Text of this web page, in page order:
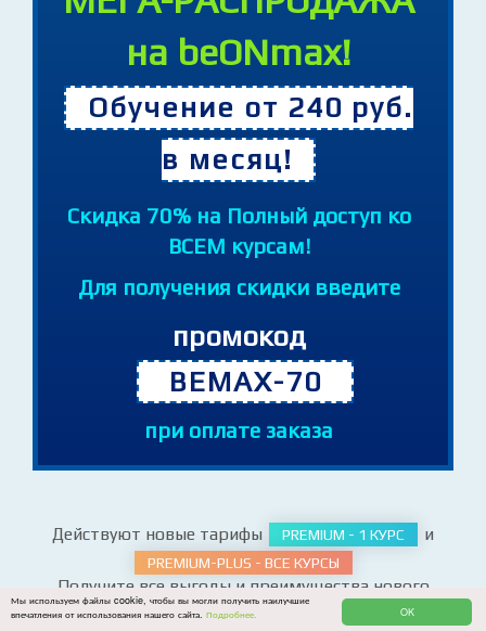
OK
Мы используем файлы cookie, чтобы вы могли получить наилучшие
впечатления от использования нашего сайта. Подробнее.
Часов Минут Секунд
МЕГА-РАСПРОДАЖА
на beONmax!
Обучение от 240 руб.
в месяц!
Cкидка 70% на Полный доступ ко
ВСЕМ курсам!
Для получения скидки введите
промокод
BEMAX-70
Действуют новые тарифы PREMIUM - 1 КУРС и
PREMIUM-PLUS - ВСЕ КУРСЫ